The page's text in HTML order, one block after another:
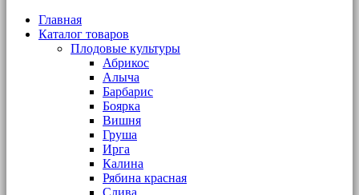
Главная
Каталог товаров
Плодовые культуры
Абрикос
Алыча
Барбарис
Боярка
Вишня
Груша
Ирга
Калина
Рябина красная
Слива